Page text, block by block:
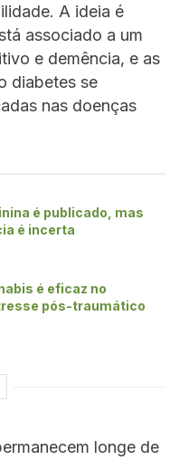
A ideia é
associado a um
e demência, e as
diabetes se
nas doenças
é publicado, mas
é incerta
é eficaz no
pós-traumático
longe de